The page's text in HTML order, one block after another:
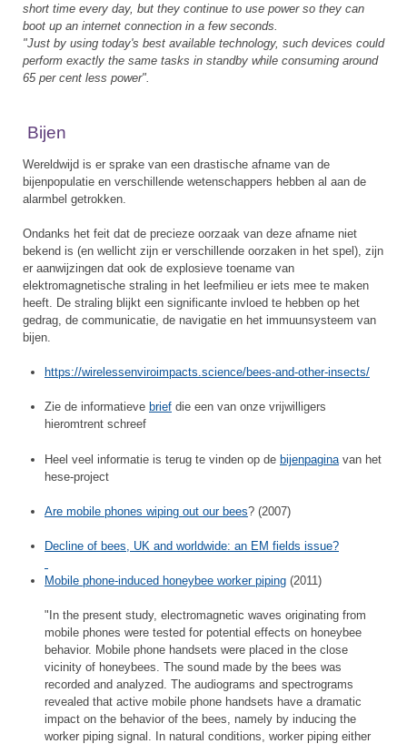
short time every day, but they continue to use power so they can
boot up an internet connection in a few seconds.
"Just by using today's best available technology, such devices could
perform exactly the same tasks in standby while consuming around
65 per cent less power".
Bijen
Wereldwijd is er sprake van een drastische afname van de
bijenpopulatie en verschillende wetenschappers hebben al aan de
alarmbel getrokken.
Ondanks het feit dat de precieze oorzaak van deze afname niet
bekend is (en wellicht zijn er verschillende oorzaken in het spel), zijn
er aanwijzingen dat ook de explosieve toename van
elektromagnetische straling in het leefmilieu er iets mee te maken
heeft. De straling blijkt een significante invloed te hebben op het
gedrag, de communicatie, de navigatie en het immuunsysteem van
bijen.
https://wirelessenviroimpacts.science/bees-and-other-insects/
Zie de informatieve brief die een van onze vrijwilligers
hieromtrent schreef
Heel veel informatie is terug te vinden op de bijenpagina van het
hese-project
Are mobile phones wiping out our bees? (2007)
Decline of bees, UK and worldwide: an EM fields issue?
Mobile phone-induced honeybee worker piping (2011)
"In the present study, electromagnetic waves originating from
mobile phones were tested for potential effects on honeybee
behavior. Mobile phone handsets were placed in the close
vicinity of honeybees. The sound made by the bees was
recorded and analyzed. The audiograms and spectrograms
revealed that active mobile phone handsets have a dramatic
impact on the behavior of the bees, namely by inducing the
worker piping signal. In natural conditions, worker piping either